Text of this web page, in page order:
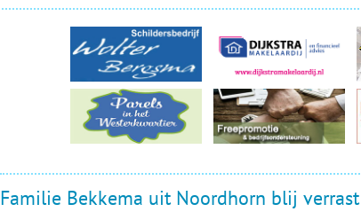
Familie Bekkema uit Noordhorn blij verrast